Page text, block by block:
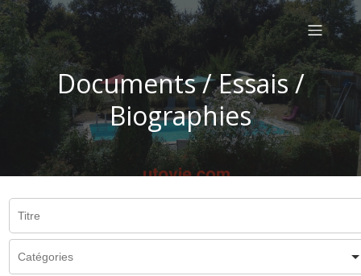
Documents / Essais /
Biographies